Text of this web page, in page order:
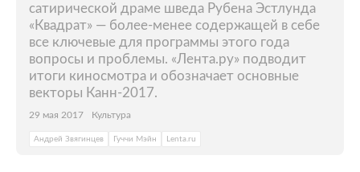
сатирической драме шведа Рубена Эстлунда
«Квадрат» — более-менее содержащей в себе
все ключевые для программы этого года
вопросы и проблемы. «Лента.ру» подводит
итоги киносмотра и обозначает основные
векторы Канн-2017.
29 мая 2017 Культура
Андрей Звягинцев Гуччи Мэйн Lenta.ru